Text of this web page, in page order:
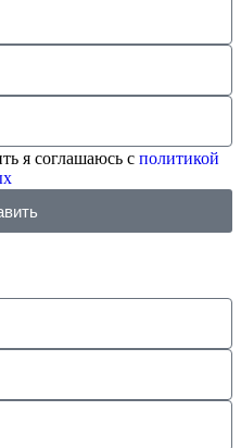
я соглашаюсь с политикой